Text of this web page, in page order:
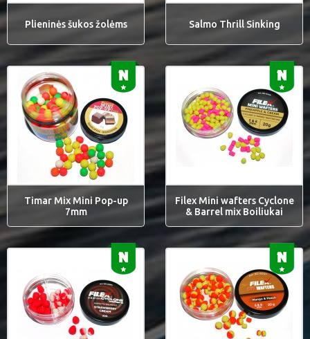
Plieninės šukos žolėms Salmo Thrill Sinking
Timar Mix Mini Pop-up
7mm
Filex Mini wafters Cyclone
& Barrel mix Boiliukai